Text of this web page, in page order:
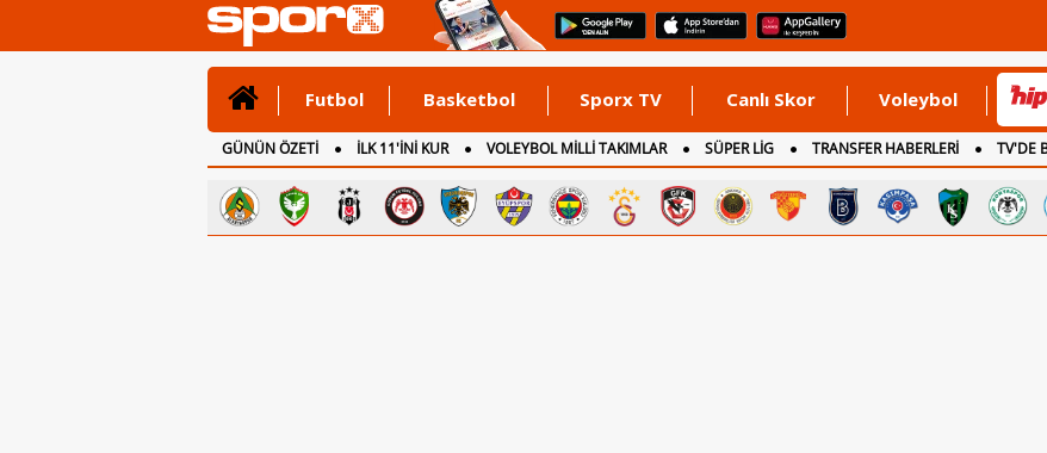
Futbol Basketbol Sporx TV Canlı Skor Voleybol
GÜNÜN ÖZETİ İLK 11'İNİ KUR VOLEYBOL MİLLİ TAKIMLAR SÜPER LİG TRANSFER HABERLERİ TV'DE
CANLI ANLATIM
İNGİLTERE